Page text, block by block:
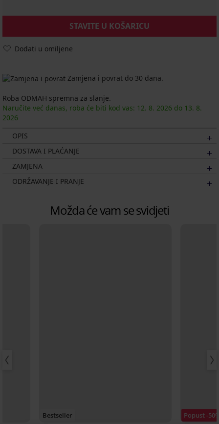
STAVITE U KOŠARICU
Dodati u omiljene
Zamjena i povrat do 30 dana.
Roba ODMAH spremna za slanje.
Naručite već danas, roba će biti kod vas: 12. 8. 2026 do 13. 8.
2026
OPIS
DOSTAVA I PLAĆANJE
ZAMJENA
ODRŽAVANJE I PRANJE
Možda će vam se svidjeti
Bestseller Popust -